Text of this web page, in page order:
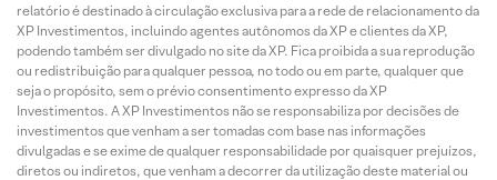
relatório é destinado à circulação exclusiva para a rede de relacionamento da
XP Investimentos, incluindo agentes autônomos da XP e clientes da XP,
podendo também ser divulgado no site da XP. Fica proibida a sua reprodução
ou redistribuição para qualquer pessoa, no todo ou em parte, qualquer que
seja o propósito, sem o prévio consentimento expresso da XP
Investimentos. A XP Investimentos não se responsabiliza por decisões de
investimentos que venham a ser tomadas com base nas informações
divulgadas e se exime de qualquer responsabilidade por quaisquer prejuízos,
diretos ou indiretos, que venham a decorrer da utilização deste material ou